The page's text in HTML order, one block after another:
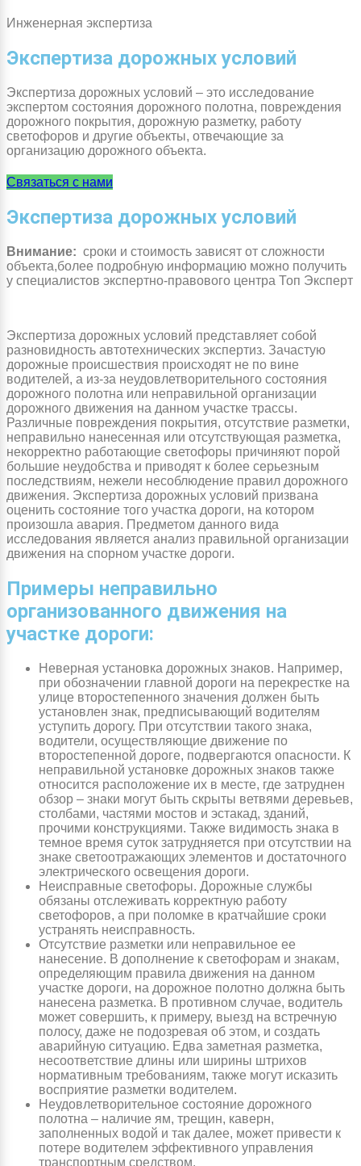
Инженерная экспертиза
Экспертиза дорожных условий
Экспертиза дорожных условий – это исследование
экспертом состояния дорожного полотна, повреждения
дорожного покрытия, дорожную разметку, работу
светофоров и другие объекты, отвечающие за
организацию дорожного объекта.
Связаться с нами
Экспертиза дорожных условий
Внимание: сроки и стоимость зависят от сложности
объекта,более подробную информацию можно получить
у специалистов экспертно-правового центра Топ Эксперт
Экспертиза дорожных условий представляет собой
разновидность автотехнических экспертиз. Зачастую
дорожные происшествия происходят не по вине
водителей, а из-за неудовлетворительного состояния
дорожного полотна или неправильной организации
дорожного движения на данном участке трассы.
Различные повреждения покрытия, отсутствие разметки,
неправильно нанесенная или отсутствующая разметка,
некорректно работающие светофоры причиняют порой
большие неудобства и приводят к более серьезным
последствиям, нежели несоблюдение правил дорожного
движения. Экспертиза дорожных условий призвана
оценить состояние того участка дороги, на котором
произошла авария. Предметом данного вида
исследования является анализ правильной организации
движения на спорном участке дороги.
Примеры неправильно
организованного движения на
участке дороги:
Неверная установка дорожных знаков. Например,
при обозначении главной дороги на перекрестке на
улице второстепенного значения должен быть
установлен знак, предписывающий водителям
уступить дорогу. При отсутствии такого знака,
водители, осуществляющие движение по
второстепенной дороге, подвергаются опасности. К
неправильной установке дорожных знаков также
относится расположение их в месте, где затруднен
обзор – знаки могут быть скрыты ветвями деревьев,
столбами, частями мостов и эстакад, зданий,
прочими конструкциями. Также видимость знака в
темное время суток затрудняется при отсутствии на
знаке светоотражающих элементов и достаточного
электрического освещения дороги.
Неисправные светофоры. Дорожные службы
обязаны отслеживать корректную работу
светофоров, а при поломке в кратчайшие сроки
устранять неисправность.
Отсутствие разметки или неправильное ее
нанесение. В дополнение к светофорам и знакам,
определяющим правила движения на данном
участке дороги, на дорожное полотно должна быть
нанесена разметка. В противном случае, водитель
может совершить, к примеру, выезд на встречную
полосу, даже не подозревая об этом, и создать
аварийную ситуацию. Едва заметная разметка,
несоответствие длины или ширины штрихов
нормативным требованиям, также могут исказить
восприятие разметки водителем.
Неудовлетворительное состояние дорожного
полотна – наличие ям, трещин, каверн,
заполненных водой и так далее, может привести к
потере водителем эффективного управления
транспортным средством.